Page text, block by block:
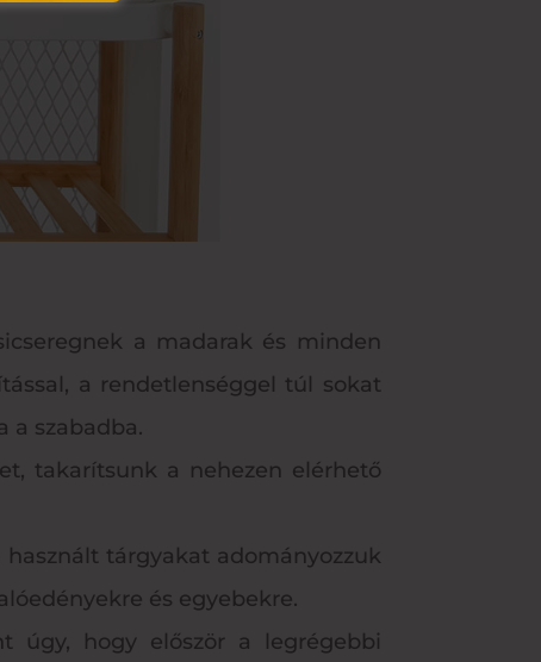
a madarak és minden
a rendetlenséggel túl sokat
a szabadba.
takarítsunk a nehezen elérhető
tárgyakat adományozzuk
és egyebekre.
úgy, hogy először a legrégebbi